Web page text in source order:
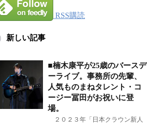
RSS購読
新しい記事
■楠木康平が25歳のバースデ
ーライブ。事務所の先輩、
人気ものまねタレント・コ
ージー冨田がお祝いに登
場。
２０２３年「日本クラウン新人